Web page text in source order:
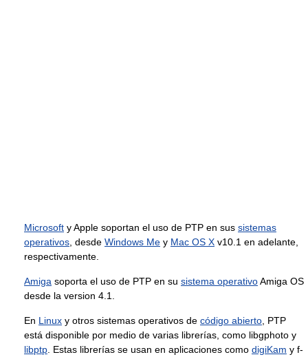
Microsoft y Apple soportan el uso de PTP en sus sistemas
operativos , desde Windows Me y Mac OS X v10.1 en adelante,
respectivamente.
Amiga soporta el uso de PTP en su sistema operativoAmiga OS
desde la version 4.1.
En Linux y otros sistemas operativos de código abierto , PTP
está disponible por medio de varias librerías, como libgphoto y
libptp . Estas librerías se usan en aplicaciones como digiKam y f-